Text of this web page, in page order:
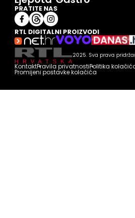
PRATITE NAS
RTL DIGITALNI PROIZVODI
2025. Sva prava
KontaktPravila privatnostiPolitika
Promijeni postavke kolačića